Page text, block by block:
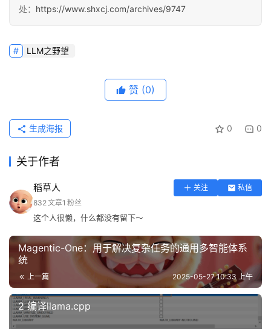
处： https://www.shxcj.com/archives/9747
LLM之野望
赞 (0)
0 0
生成海报
关于作者
稻草人 关注
私信
832文章1 粉丝
这个人很懒，什么都没有留下～
Magentic-One：用于解决复杂任务的通用多智能体系
统
上一篇 2025-05-27 10:33 上午
2 编译llama.cpp